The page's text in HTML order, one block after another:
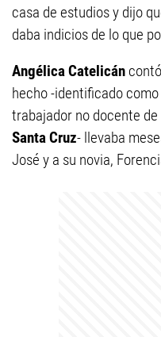
casa de estudios y dijo
daba indicios de lo que
Angélica Catelicán
hecho -identificado
trabajador no docente
Santa Cruz- llevaba
José y a su novia,